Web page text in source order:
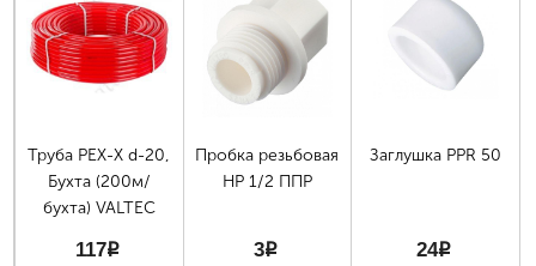
Труба PEX-X d-20,
Бухта (200м/
бухта) VALTEC
117p
Пробка резьбовая
НР 1/2 ППР
3p
Заглушка PPR 50
24p